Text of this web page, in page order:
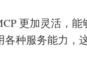
更加灵活，
种服务能力，